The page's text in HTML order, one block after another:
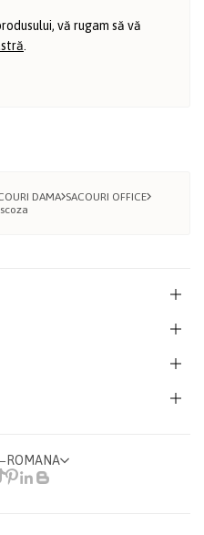
vă rugam să vă
DAMA SACOURI OFFICE
− ROMANA